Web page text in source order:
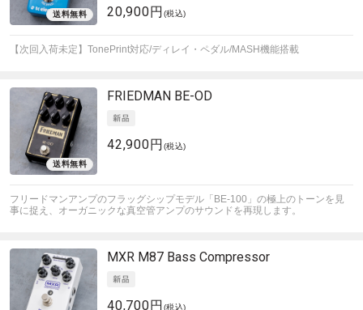
20,900円 (税込)
【次回入荷未定】TonePrint対応/ディレイ・ペダル/MASH機能搭載
FRIEDMAN BE-OD
42,900円 (税込)
フリードマンアンプのフラッグシップモデル「BE-100」の極上のトーンを見
事に捉え、オーガニックな真空管アンプのサウンドを再現します。
MXR M87 Bass Compressor
40,700円 (税込)